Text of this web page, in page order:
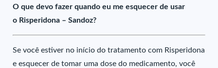
O que devo fazer quando eu me esquecer de usar
o Risperidona – Sandoz?
Se você estiver no início do tratamento com Risperidona
e esquecer de tomar uma dose do medicamento, você